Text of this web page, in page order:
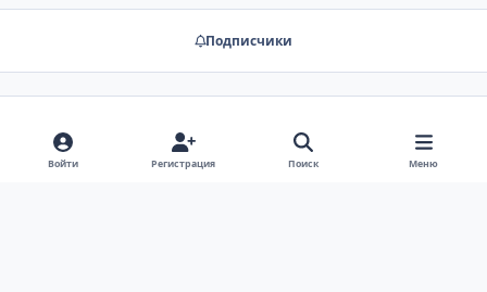
Подписчики
Нет комментариев для отображения
Войти Регистрация Поиск Меню